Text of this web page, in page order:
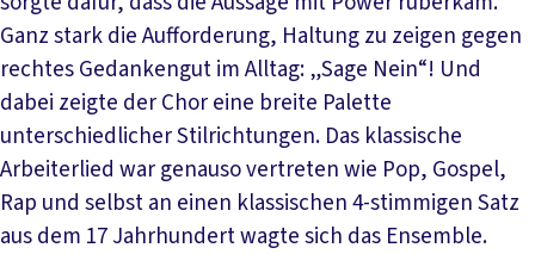
Ganz stark die Aufforderung, Haltung zu zeigen gegen
rechtes Gedankengut im Alltag: „Sage Nein“! Und
dabei zeigte der Chor eine breite Palette
unterschiedlicher Stilrichtungen. Das klassische
Arbeiterlied war genauso vertreten wie Pop, Gospel,
Rap und selbst an einen klassischen 4-stimmigen Satz
aus dem 17 Jahrhundert wagte sich das Ensemble.